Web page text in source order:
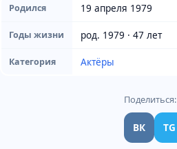
Родился 19 апреля 1979
Годы жизни род. 1979 · 47 лет
Категория Актёры
Поделиться:
ВК TG